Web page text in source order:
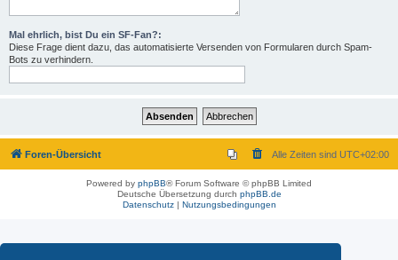
Mal ehrlich, bist Du ein SF-Fan?:
Diese Frage dient dazu, das automatisierte Versenden von Formularen durch Spam-
Bots zu verhindern.
Foren-Übersicht Alle Zeiten sind UTC+02:00
Powered by phpBB® Forum Software © phpBB Limited
Deutsche Übersetzung durch phpBB.de
Datenschutz| Nutzungsbedingungen